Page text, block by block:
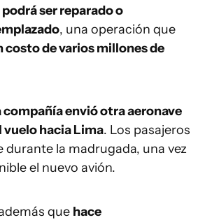
ser reparado o
, una operación que
costo de varios millones de
compañía envió otra aeronave
hacia Lima. Los pasajeros
durante la madrugada, una vez
el nuevo avión.
que hace